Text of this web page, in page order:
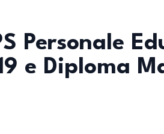
Personale
e Diploma